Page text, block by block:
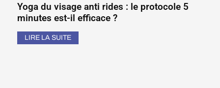
Yoga du visage anti rides : le protocole 5
minutes est-il efficace ?
LIRE LA SUITE